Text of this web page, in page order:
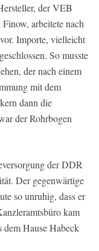
der VEB
arbeitete nach
Importe, vielleicht
So musste
der nach einem
mit dem
dann die
der Rohrbogen
der DDR
Der gegenwärtige
so unruhig, dass er
kam
dem Hause Habeck